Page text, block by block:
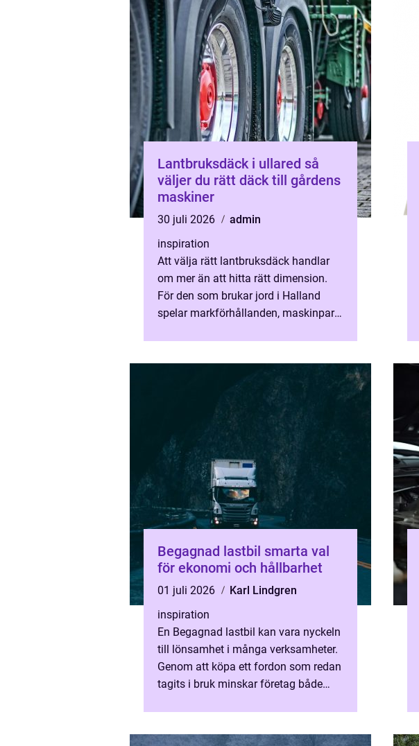
Lantbruksdäck i ullared så
väljer du rätt däck till gårdens
maskiner
30 juli 2026
admin
inspiration
Att välja rätt lantbruksdäck handlar
om mer än att hitta rätt dimension.
För den som brukar jord i Halland
spelar markförhållanden, maskinpark,
Begagnad lastbil smarta val
för ekonomi och hållbarhet
01 juli 2026
Karl Lindgren
inspiration
En Begagnad lastbil kan vara nyckeln
till lönsamhet i många verksamheter.
Genom att köpa ett fordon som redan
tagits i bruk minskar företag både